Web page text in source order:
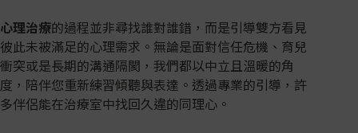
心理治療的過程並非尋找誰對誰錯，而是引導雙方看見
彼此未被滿足的心理需求。無論是面對信任危機、育兒
衝突或是長期的溝通隔閡，我們都以中立且溫暖的角
度，陪伴您重新練習傾聽與表達。透過專業的引導，許
多伴侶能在治療室中找回久違的同理心。